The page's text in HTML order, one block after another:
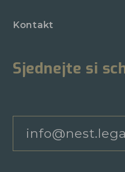
Kontakt
Sjednejte si